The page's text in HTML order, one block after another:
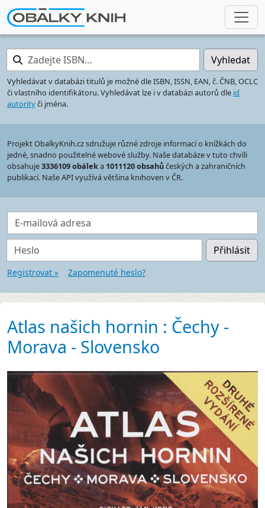
Zadejte ISBN… Vyhledat
Vyhledávat v databázi titulů je možné dle ISBN, ISSN, EAN, č. ČNB, OCLC
či vlastního identifikátoru. Vyhledávat lze i v databázi autorů dle id
autorityči jména.
Projekt ObalkyKnih.cz sdružuje různé zdroje informací o knížkách do
jedné, snadno použitelné webové služby. Naše databáze v tuto chvíli
obsahuje3336109 obáleka 1011120 obsahůčeských a zahraničních
publikací. Naše API využívá většina knihoven v ČR.
E-mailová adresa
Heslo Přihlásit
Registrovat » Zapomenuté heslo?
Atlas našich hornin : Čechy -
Morava - Slovensko